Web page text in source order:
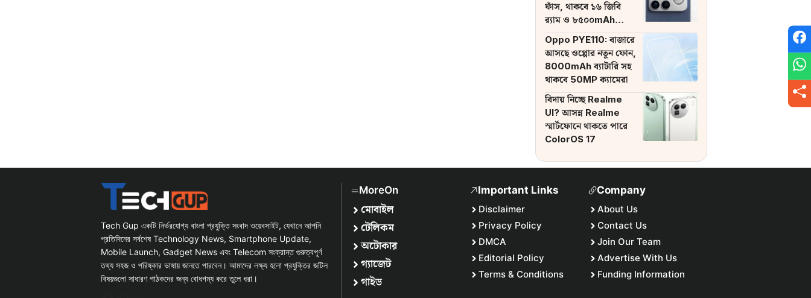
ফাঁস, থাকবে ১৬ জিবি
র‌্যাম ও ৮৫০০mAh
ব্যাটারি
Oppo PYE110: বাজারে
আসছে ওপ্পোর নতুন ফোন,
8000mAh ব্যাটারি সহ
থাকবে 50MP ক্যামেরা
বিদায় নিচ্ছে Realme
UI? আসন্ন Realme
স্মার্টফোনে থাকতে পারে
ColorOS 17
Tech Gup একটি নির্ভরযোগ্য বাংলা প্রযুক্তি সংবাদ ওয়েবসাইট, যেখানে আপনি
প্রতিদিনের সর্বশেষ Technology News, Smartphone Update,
Mobile Launch, Gadget News এবং Telecom সংক্রান্ত গুরুত্বপূর্ণ
তথ্য সহজ ও পরিষ্কার ভাষায় জানতে পারবেন। আমাদের লক্ষ্য হলো প্রযুক্তির জটিল
বিষয়গুলো সাধারণ পাঠকদের জন্য বোধগম্য করে তুলে ধরা।
MoreOn
মোবাইল
টেলিকম
অটোকার
গ্যাজেট
গাইড
Important Links
Disclaimer
Privacy Policy
DMCA
Editorial Policy
Terms & Conditions
Company
About Us
Contact Us
Join Our Team
Advertise With Us
Funding Information